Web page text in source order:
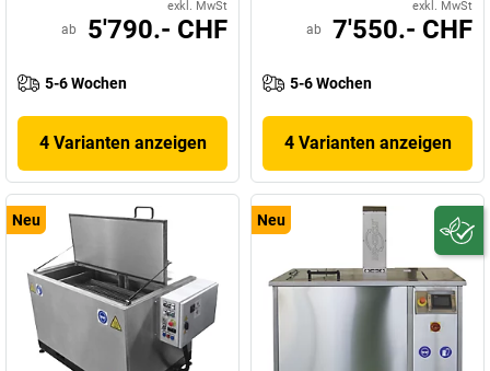
exkl. MwSt
ab 5'790.- CHF
5-6 Wochen
4 Varianten anzeigen
exkl. MwSt
ab 7'550.- CHF
5-6 Wochen
4 Varianten anzeigen
Neu Neu